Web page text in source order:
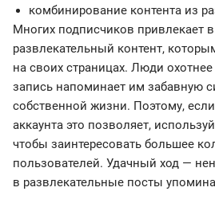
комбинирование контента из
Многих подписчиков привлекает
развлекательный контент,
на своих страницах. Люди
запись напоминает им забавную
собственной жизни. Поэтому,
аккаунта это позволяет,
чтобы заинтересовать большее
пользователей. Удачный ход —
в развлекательные посты